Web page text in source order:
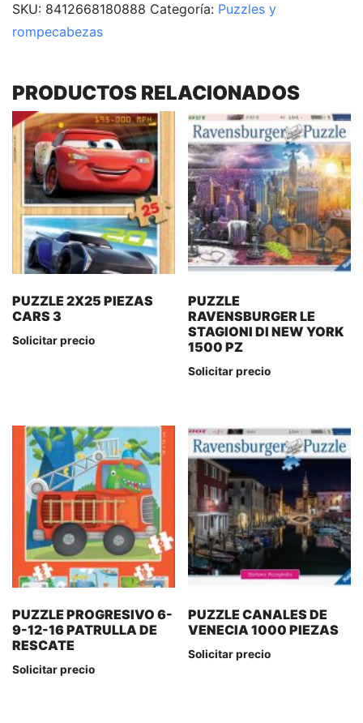
SKU: 8412668180888 Categoría: Puzzles y
rompecabezas
PRODUCTOS RELACIONADOS
PUZZLE 2X25 PIEZAS
CARS 3
Solicitar precio
PUZZLE
RAVENSBURGER LE
STAGIONI DI NEW YORK
1500 PZ
Solicitar precio
PUZZLE PROGRESIVO 6-
9-12-16 PATRULLA DE
RESCATE
Solicitar precio
PUZZLE CANALES DE
VENECIA 1000 PIEZAS
Solicitar precio